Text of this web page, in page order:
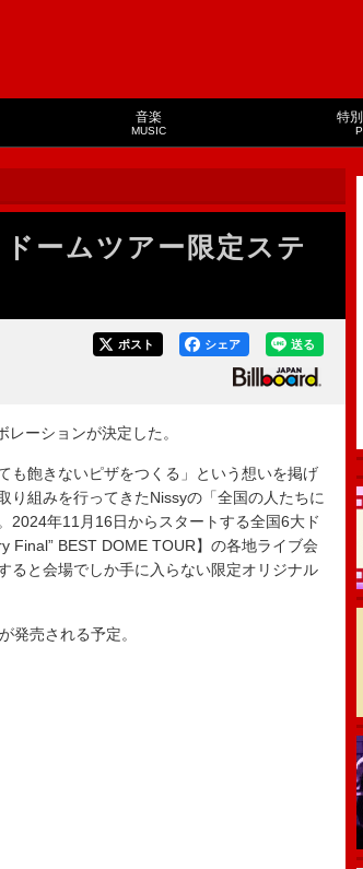
音楽
MUSIC
特
ームツアー限定ステ
送る
シェア
ポスト
ーションが決定した。
飽きないピザをつくる」という想いを掲げ
り組みを行ってきたNissyの「全国の人たちに
2024年11月16日からスタートする全国6大ド
Final” BEST DOME TOUR】の各地ライブ会
ると会場でしか手に入らない限定オリジナル
発売される予定。